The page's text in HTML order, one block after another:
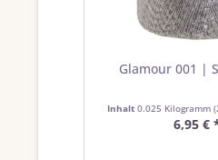
Glamour 001 |
Inhalt 0.025 Kilogramm
6,95 €